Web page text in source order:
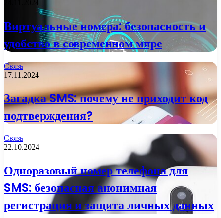
24.11.2024
Виртуальные номера: безопасность и
удобство в современном мире
Связь
17.11.2024
Загадка SMS: почему не приходит код
подтверждения?
Связь
22.10.2024
Одноразовый номер телефона для
SMS: безопасная анонимная
регистрация и защита личных данных